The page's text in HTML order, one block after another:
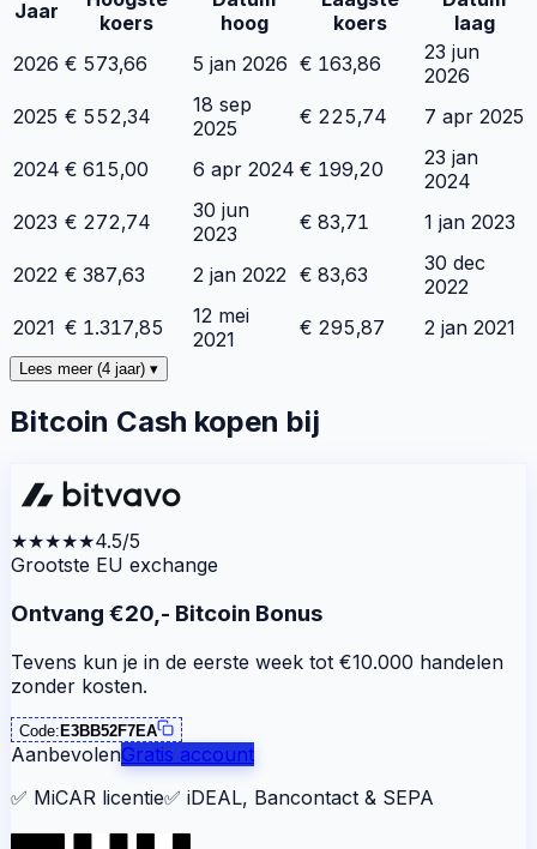
Jaar
koers
hoog
koers
laag
2026 € 573,66 5 jan 2026 € 163,86
23 jun
2026
2025 € 552,34
18 sep
2025
€ 225,74 7 apr 2025
2024 € 615,00 6 apr 2024 € 199,20
23 jan
2024
2023 € 272,74
30 jun
2023
€ 83,71 1 jan 2023
2022 € 387,63 2 jan 2022 € 83,63
30 dec
2022
2021 € 1.317,85
12 mei
2021
€ 295,87 2 jan 2021
Lees meer (4 jaar) ▾
Bitcoin Cash kopen bij
★★★★★4.5/5
Grootste EU exchange
Ontvang €20,- Bitcoin Bonus
Tevens kun je in de eerste week tot €10.000 handelen
zonder kosten.
Code: E3BB52F7EA
AanbevolenGratis account
✅ MiCAR licentie✅ iDEAL, Bancontact & SEPA